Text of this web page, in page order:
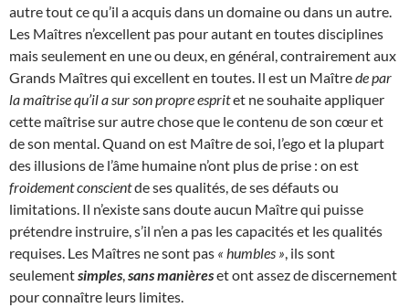
autre tout ce qu’il a acquis dans un domaine ou dans un autre.
Les Maîtres n’excellent pas pour autant en toutes disciplines
mais seulement en une ou deux, en général, contrairement aux
Grands Maîtres qui excellent en toutes. Il est un Maîtrede par
la maîtrise qu’il a sur son propre espritet ne souhaite appliquer
cette maîtrise sur autre chose que le contenu de son cœur et
de son mental. Quand on est Maître de soi, l’ego et la plupart
des illusions de l’âme humaine n’ont plus de prise : on est
froidement conscientde ses qualités, de ses défauts ou
limitations. Il n’existe sans doute aucun Maître qui puisse
prétendre instruire, s’il n’en a pas les capacités et les qualités
requises. Les Maîtres ne sont pas « humbles » , ils sont
seulementsimples sans manièreset ont assez de discernement
pour connaître leurs limites.